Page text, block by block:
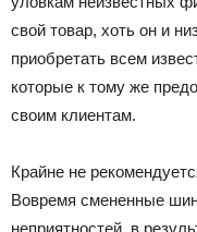
свой товар, хоть он и
приобретать всем
которые к тому же
своим клиентам.
Крайне не
Вовремя смененные
неприятностей, в